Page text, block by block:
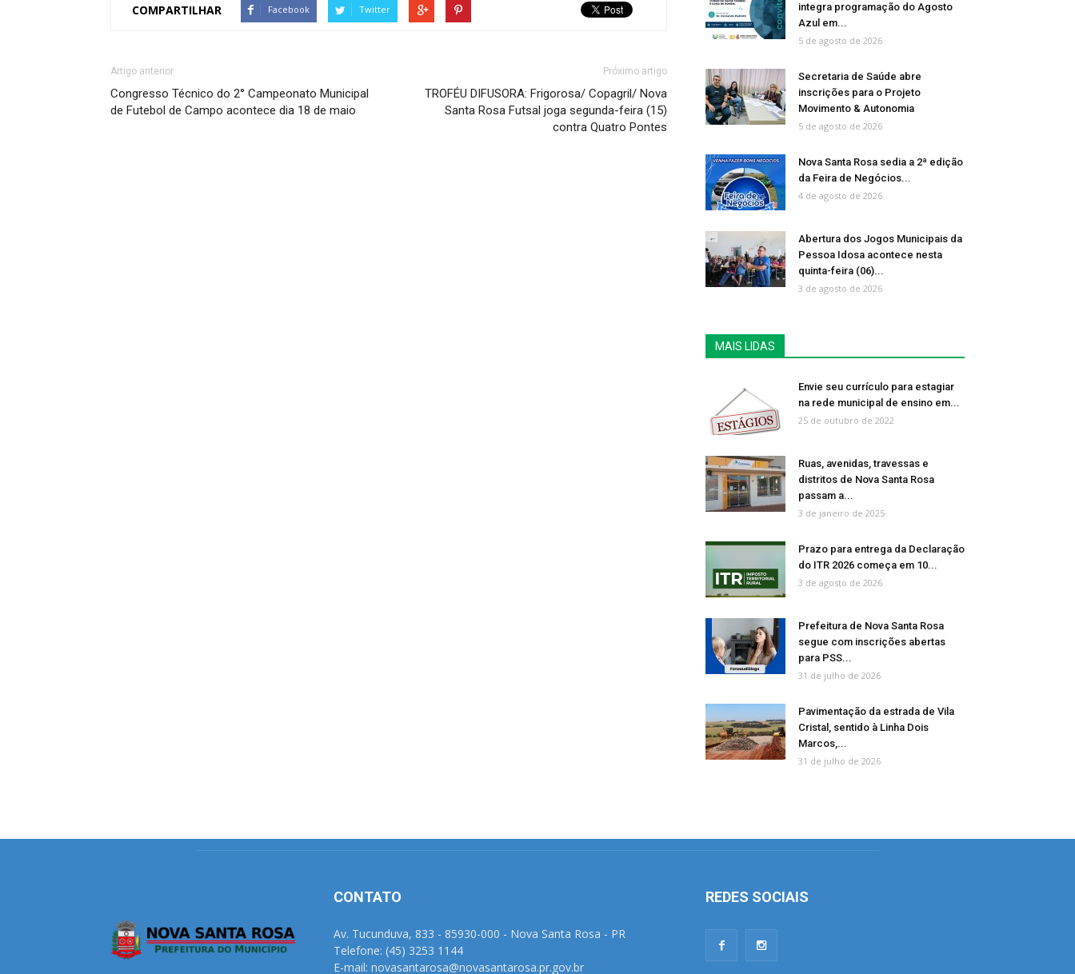
COMPARTILHAR Facebook Twitter
Artigo anterior
Congresso Técnico do 2° Campeonato Municipal
de Futebol de Campo acontece dia 18 de maio
Próximo artigo
TROFÉU DIFUSORA: Frigorosa/ Copagril/ Nova
Santa Rosa Futsal joga segunda-feira (15)
contra Quatro Pontes
integra programação do Agosto
Azul em...
5 de agosto de 2026
Secretaria de Saúde abre
inscrições para o Projeto
Movimento & Autonomia
5 de agosto de 2026
Nova Santa Rosa sedia a 2ª edição
da Feira de Negócios...
4 de agosto de 2026
Abertura dos Jogos Municipais da
Pessoa Idosa acontece nesta
quinta-feira (06)...
3 de agosto de 2026
MAIS LIDAS
Envie seu currículo para estagiar
na rede municipal de ensino em...
25 de outubro de 2022
Ruas, avenidas, travessas e
distritos de Nova Santa Rosa
passam a...
3 de janeiro de 2025
Prazo para entrega da Declaração
do ITR 2026 começa em 10...
3 de agosto de 2026
Prefeitura de Nova Santa Rosa
segue com inscrições abertas
para PSS...
31 de julho de 2026
Pavimentação da estrada de Vila
Cristal, sentido à Linha Dois
Marcos,...
31 de julho de 2026
CONTATO
Av. Tucunduva, 833 - 85930-000 - Nova Santa Rosa - PR
Telefone: (45) 3253 1144
E-mail: novasantarosa@novasantarosa.pr.gov.br
REDES SOCIAIS